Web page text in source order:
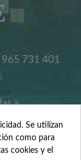
731 401
a
de
Se utilizan
como para
cookies y el